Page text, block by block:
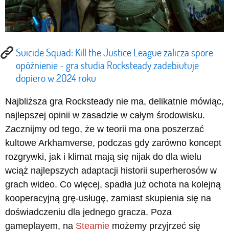
Suicide Squad: Kill the Justice League zalicza spore
opóźnienie - gra studia Rocksteady zadebiutuje
dopiero w 2024 roku
Najbliższa gra Rocksteady nie ma, delikatnie mówiąc,
najlepszej opinii w zasadzie w całym środowisku.
Zacznijmy od tego, że w teorii ma ona poszerzać
kultowe Arkhamverse, podczas gdy zarówno koncept
rozgrywki, jak i klimat mają się nijak do dla wielu
wciąż najlepszych adaptacji historii superherosów w
grach wideo. Co więcej, spadła już ochota na kolejną
kooperacyjną grę-usługę, zamiast skupienia się na
doświadczeniu dla jednego gracza. Poza
gameplayem, na Steamie możemy przyjrzeć się